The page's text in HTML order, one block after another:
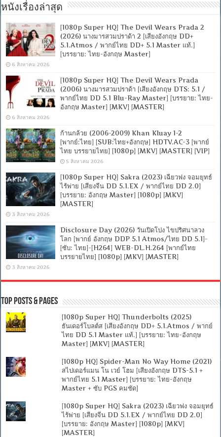
ไทย+อังกฤษ]
[FILEFENIX]
หนังเรื่องล่าสุด
[1080p Super HQ] The Devil Wears Prada 2
(2026) นางมารสวมปราด้า 2 [เสียงอังกฤษ DD+
5.1.Atmos / พากย์ไทย DD+ 5.1 Master แท้.]
[บรรยาย: ไทย-อังกฤษ Master]
6 สิงหาคม 2026
[1080p Super HQ] The Devil Wears Prada
(2006) นางมารสวมปราด้า [เสียงอังกฤษ DTS: 5.1 /
พากย์ไทย DD 5.1 Blu-Ray Master] [บรรยาย: ไทย-
อังกฤษ Master] [MKV] [MASTER]
6 สิงหาคม 2026
ก้านกล้วย (2006-2009) Khan Kluay 1-2
[พากย์:ไทย] [SUB:ไทย+อังกฤษ] HDTV.AC-3 [พากย์
ไทย บรรยายไทย] [1080p] [MKV] [MASTER] [VIP]
5 สิงหาคม 2026
[1080p Super HQ] Sakra (2023) เฉียวฟง จอมยุทธ์
ไร้พ่าย [เสียงจีน DD 5.1.EX / พากย์ไทย DD 2.0]
[บรรยาย: อังกฤษ Master] [1080p] [MKV]
[MASTER]
3 สิงหาคม 2026
Disclosure Day (2026) วันเปิดโปง ไขปริศนาลวง
โลก [พากย์ อังกฤษ DDP 5.1 Atmos/ไทย DD 5.1]-
[ซับ: ไทย]-[H264] WEB-DL.H.264 [พากย์ไทย
บรรยายไทย] [1080p] [MKV] [MASTER]
3 สิงหาคม 2026
Top Posts & Pages
[1080p Super HQ] Thunderbolts (2025)
ธันเดอร์โบลต์ส [เสียงอังกฤษ DD+ 5.1.Atmos / พากย์
ไทย DD 5.1 Master แท้.] [บรรยาย: ไทย-อังกฤษ
Master] [MKV] [MASTER]
[1080p HQ] Spider-Man No Way Home (2021)
สไปเดอร์แมน โน เวย์ โฮม [เสียงอังกฤษ DTS-5.1 +
พากย์ไทย 5.1 Master] [บรรยาย: ไทย-อังกฤษ
Master + ซับ PGS คมชัด]
[1080p Super HQ] Sakra (2023) เฉียวฟง จอมยุทธ์
ไร้พ่าย [เสียงจีน DD 5.1.EX / พากย์ไทย DD 2.0]
[บรรยาย: อังกฤษ Master] [1080p] [MKV]
[MASTER]